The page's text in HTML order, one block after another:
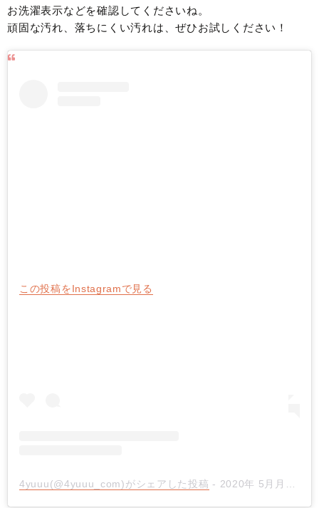
お洗濯表示などを確認してくださいね。
頑固な汚れ、落ちにくい汚れは、ぜひお試しください！
この投稿をInstagramで見る
4yuuu(@4yuuu_com)がシェアした投稿 - 2020年 5月月18日午後8時12分PDT